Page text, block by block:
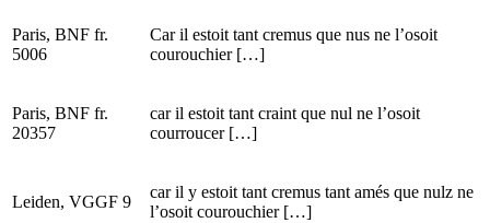
Paris, BNF fr.
5006
Car il estoit tant cremus que nus ne l’osoit
courouchier […]
Paris, BNF fr.
20357
car il estoit tant craint que nul ne l’osoit
courroucer […]
Leiden, VGGF 9
car il y estoit tant cremus tant amés que nulz ne
l’osoit courouchier […]